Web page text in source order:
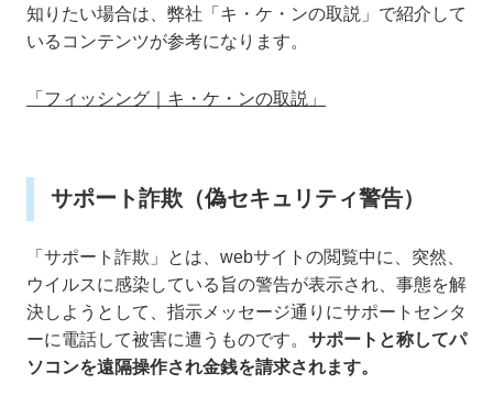
知りたい場合は、弊社「キ・ケ・ンの取説」で紹介して
いるコンテンツが参考になります。
「フィッシング｜キ・ケ・ンの取説」
サポート詐欺（偽セキュリティ警告）
「サポート詐欺」とは、webサイトの閲覧中に、突然、
ウイルスに感染している旨の警告が表示され、事態を解
決しようとして、指示メッセージ通りにサポートセンタ
ーに電話して被害に遭うものです。 サポートと称してパ
ソコンを遠隔操作され金銭を請求されます。